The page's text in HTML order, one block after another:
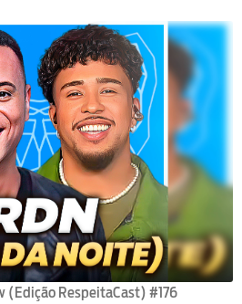
(Edição RespeitaCast) #176